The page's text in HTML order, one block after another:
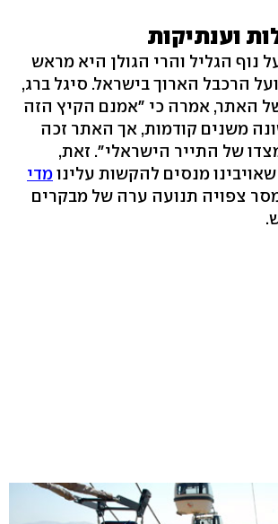
וענתיקות
נוף הגליל והרי הגולן היא מראש
הרכבל הארוך בישראל. סיגל ברג,
האתר, אמרה כי "אמנם הקיץ הזה
משנים קודמות, אך האתר זכה
של התייר הישראלי". זאת,
מנסים להקשות עלינומדי
צפויה תנועה ערה של מבקרים